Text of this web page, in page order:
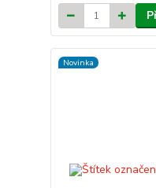
Novinka